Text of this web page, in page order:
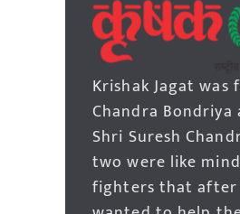
Krishak Jagat
Chandra
Shri Suresh
two were like
fighters that